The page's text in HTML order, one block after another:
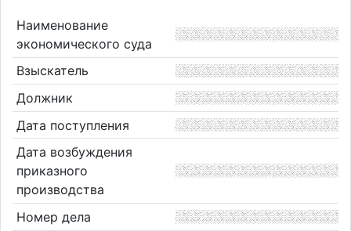
Наименование
экономического суда
Взыскатель
Должник
Дата поступления
Дата возбуждения
приказного
производства
Номер дела